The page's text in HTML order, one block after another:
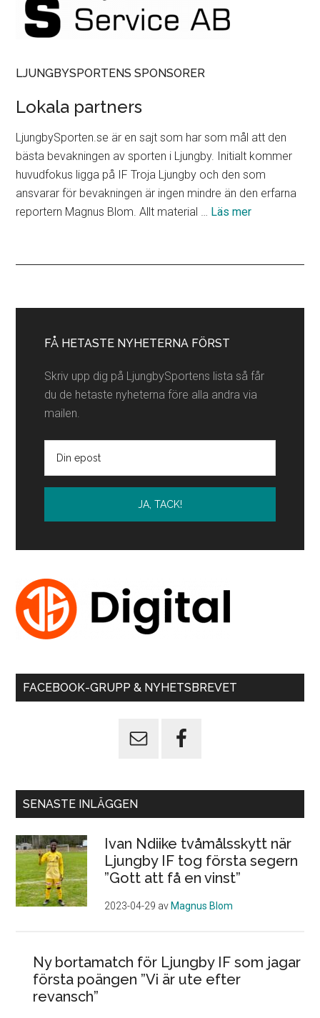
LJUNGBYSPORTENS SPONSORER
Lokala partners
LjungbySporten.se är en sajt som har som mål att den
bästa bevakningen av sporten i Ljungby. Initialt kommer
huvudfokus ligga på IF Troja Ljungby och den som
ansvarar för bevakningen är ingen mindre än den erfarna
reportern Magnus Blom. Allt material … Läs merom
sidofält
FÅ HETASTE NYHETERNA FÖRST
Skriv upp dig på LjungbySportens lista så får
du de hetaste nyheterna före alla andra via
mailen.
FACEBOOK-GRUPP & NYHETSBREVET
SENASTE INLÄGGEN
Ivan Ndiike tvåmålsskytt när
Ljungby IF tog första segern
”Gott att få en vinst”
2023-04-29 av Magnus Blom
Ny bortamatch för Ljungby IF som jagar
första poängen ”Vi är ute efter
revansch”